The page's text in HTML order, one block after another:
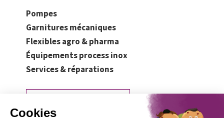
Pompes
Garnitures mécaniques
Flexibles agro & pharma
Équipements process inox
Services & réparations